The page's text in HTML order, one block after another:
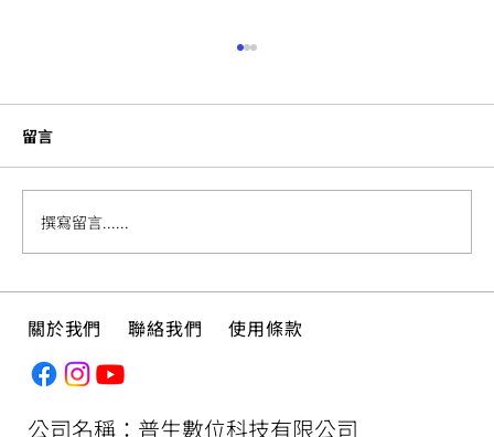
印刷知多少？ PPI、DPI、LPI 最完全解析
留言
撰寫留言......
關於我們 聯絡我們 使用條款
公司名稱：普生數位科技有限公司